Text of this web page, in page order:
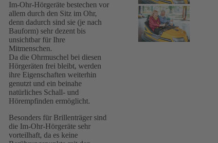
Im-Ohr-Hörgeräte bestechen vor
allem durch den Sitz im Ohr,
denn dadurch sind sie (je nach
Bauform) sehr dezent bis
unsichtbar für Ihre
Mitmenschen.
Da die Ohrmuschel bei diesen
Hörgeräten frei bleibt, werden
ihre Eigenschaften weiterhin
genutzt und ein beinahe
natürliches Schall- und
Hörempfinden ermöglicht.
Besonders für Brillenträger sind
die Im-Ohr-Hörgeräte sehr
vorteilhaft, da es keine